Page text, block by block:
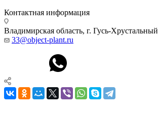
Контактная информация
Владимирская область, г. Гусь-Хрустальный
33@object-plant.ru